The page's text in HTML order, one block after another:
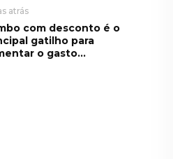
atrás
com desconto é o
gatilho para
o gasto...